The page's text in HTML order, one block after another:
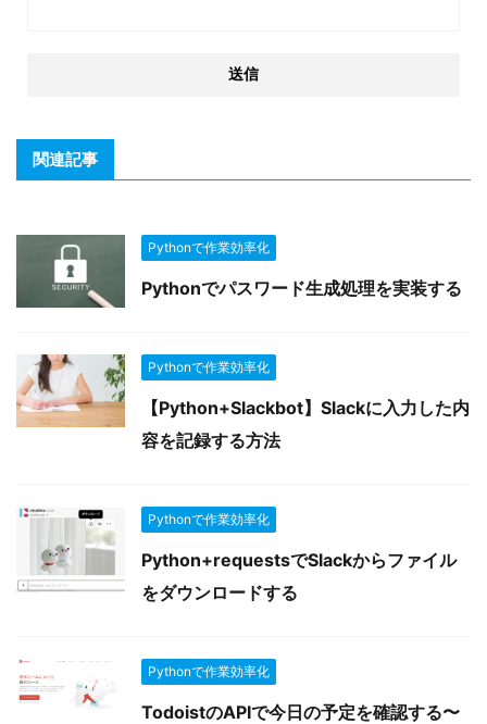
関連記事
Pythonで作業効率化
Pythonでパスワード生成処理を実装する
Pythonで作業効率化
【Python+Slackbot】Slackに入力した内
容を記録する方法
Pythonで作業効率化
Python+requestsでSlackからファイル
をダウンロードする
Pythonで作業効率化
TodoistのAPIで今日の予定を確認する〜